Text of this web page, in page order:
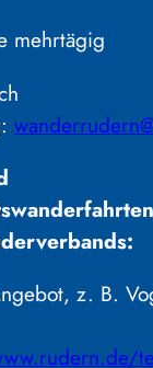
mehrtägig
z. B.